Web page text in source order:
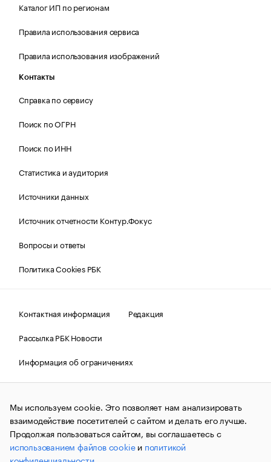
Каталог ИП по регионам
Правила использования сервиса
Правила использования изображений
Контакты
Справка по сервису
Поиск по ОГРН
Поиск по ИНН
Статистика и аудитория
Источники данных
Источник отчетности Контур.Фокус
Вопросы и ответы
Политика Cookies РБК
Контактная информация
Редакция
Рассылка РБК Новости
Информация об ограничениях
Правовая информация
О соблюдении авторских прав
© АО «РОСБИЗНЕСКОНСАЛТИНГ»,1995–2026.Сообщения
и материалы информационного агентства «РБК»
(зарегистрировано Федеральной службой по надзору в сфере
связи, информационных технологий и массовых
коммуникаций (Роскомнадзор) 09.12.2015 за номером ИА
№ФС77-63848) сопровождаются пометкой «РБК». Отдельные
Мы используем cookie. Это позволяет нам анализировать
взаимодействие посетителей с сайтом и делать его лучше.
Продолжая пользоваться сайтом, вы соглашаетесь с
использованием файлов cookieи политикой